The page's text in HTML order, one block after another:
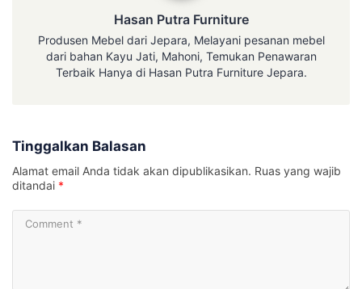
Hasan Putra Furniture
Produsen Mebel dari Jepara, Melayani pesanan mebel
dari bahan Kayu Jati, Mahoni, Temukan Penawaran
Terbaik Hanya di Hasan Putra Furniture Jepara.
Tinggalkan Balasan
Alamat email Anda tidak akan dipublikasikan. Ruas yang wajib
ditandai *